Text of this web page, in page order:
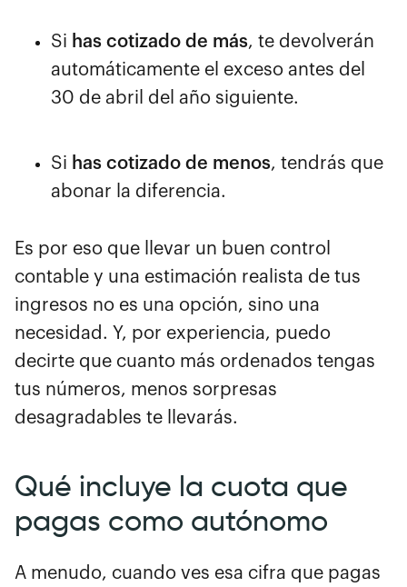
Si has cotizado de más, te devolverán
automáticamente el exceso antes del
30 de abril del año siguiente.
Si has cotizado de menos, tendrás que
abonar la diferencia.
Es por eso que llevar un buen control
contable y una estimación realista de tus
ingresos no es una opción, sino una
necesidad. Y, por experiencia, puedo
decirte que cuanto más ordenados tengas
tus números, menos sorpresas
desagradables te llevarás.
Qué incluye la cuota que
pagas como autónomo
A menudo, cuando ves esa cifra que pagas